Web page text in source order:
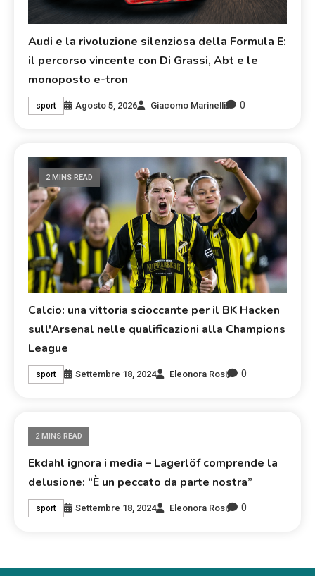
Audi e la rivoluzione silenziosa della Formula E:
il percorso vincente con Di Grassi, Abt e le
monoposto e-tron
sport Agosto 5, 2026 Giacomo Marinelli 0
2 MINS READ
Calcio: una vittoria scioccante per il BK Hacken
sull'Arsenal nelle qualificazioni alla Champions
League
sport Settembre 18, 2024 Eleonora Rosi 0
2 MINS READ
Ekdahl ignora i media – Lagerlöf comprende la
delusione: “È un peccato da parte nostra”
sport Settembre 18, 2024 Eleonora Rosi 0